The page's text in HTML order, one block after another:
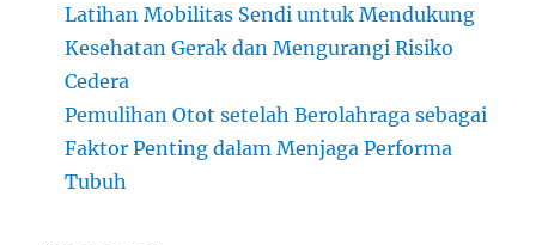
Latihan Mobilitas Sendi untuk Mendukung
Kesehatan Gerak dan Mengurangi Risiko
Cedera
Pemulihan Otot setelah Berolahraga sebagai
Faktor Penting dalam Menjaga Performa
Tubuh